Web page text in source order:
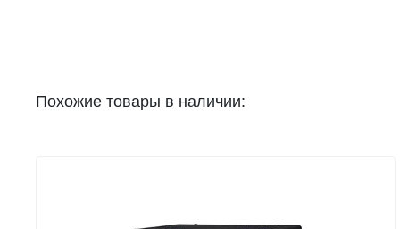
Похожие товары в наличии: